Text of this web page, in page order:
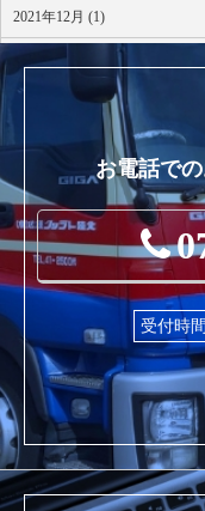
2021年12月 (1)
2021年10月 (1)
お電話で
受付時間